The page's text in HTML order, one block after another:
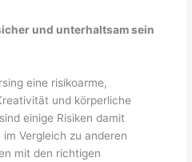
und unterhaltsam sein
eine risikoarme,
und körperliche
einige Risiken damit
Vergleich zu anderen
mit den richtigen